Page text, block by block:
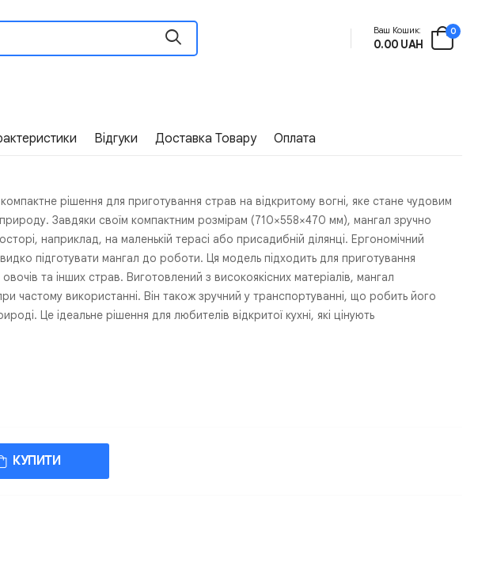
Ваш Кошик:
0.00 UAH
0
Відгуки Доставка Товару Оплата
рішення для приготування страв на відкритому вогні, яке стане чудовим
Завдяки своїм компактним розмірам (710×558×470 мм), мангал зручно
наприклад, на маленькій терасі або присадибній ділянці. Ергономічний
підготувати мангал до роботи. Ця модель підходить для приготування
та інших страв. Виготовлений з високоякісних матеріалів, мангал
частому використанні. Він також зручний у транспортуванні, що робить його
Це ідеальне рішення для любителів відкритої кухні, які цінують
КУПИТИ